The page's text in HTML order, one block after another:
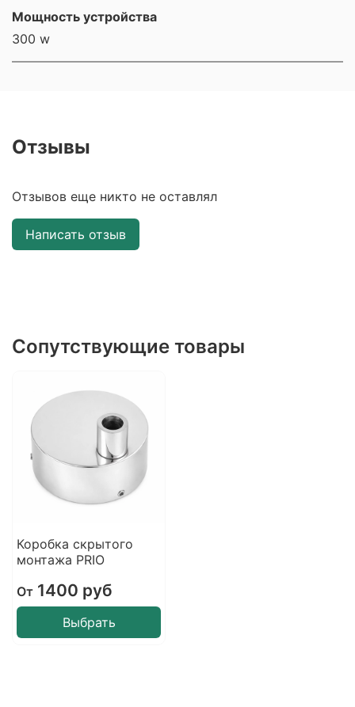
Мощность устройства
300 w
Отзывы
Отзывов еще никто не оставлял
Написать отзыв
Сопутствующие товары
Коробка скрытого
монтажа PRIO
От1400 руб
Выбрать